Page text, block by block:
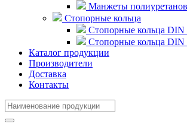
Манжеты
Стопорные кольца
Стопорные кольца DIN
Стопорные кольца DIN
Каталог продукции
Производители
Доставка
Контакты